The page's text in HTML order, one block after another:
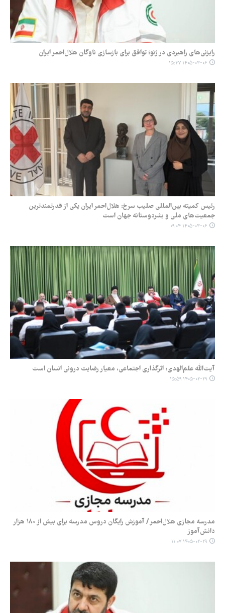
رایزنی‌های راهبردی در ژنو؛ توافق برای بازسازی ناوگان هلال‌احمر ایران
۱۴۰۵-۰۳-۰۶ ۱۵:۳۷
رئیس کمیته بین‌المللی صلیب سرخ: هلال‌احمر ایران یکی از قدرتمندترین
جمعیت‌های ملی و بشردوستانه جهان است
۱۴۰۵-۰۳-۰۶ ۰۹:۰۴
آیت‌الله علم‌الهدی: اثرگذاری اجتماعی، معیار رضایت درونی انسان است
۱۴۰۵-۰۲-۲۹ ۱۵:۵۹
مدرسه مجازی هلال‌احمر / آموزش رایگان دروس مدرسه برای بیش از ۱۸۰ هزار
دانش‌آموز
۱۴۰۵-۰۲-۲۹ ۱۱:۰۷